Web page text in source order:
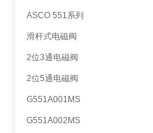
ASCO 551系列
滑杆式电磁阀
2位3通电磁阀
2位5通电磁阀
G551A001MS
G551A002MS